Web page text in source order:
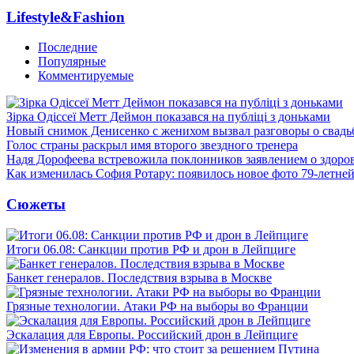
Lifestyle&Fashion
Последние
Популярные
Комментируемые
Зірка Одіссеї Метт Деймон показався на публіці з доньками
Новый снимок Денисенко с женихом вызвал разговоры о
Голос страны раскрыл имя второго звездного тренера
Надя Дорофеева встревожила поклонников заявлением о
Как изменилась София Ротару: появилось новое фото 79-
Сюжеты
Итоги 06.08: Санкции против РФ и дрон в Лейпциге
Банкет генералов. Последствия взрыва в Москве
Грязные технологии. Атаки РФ на выборы во Франции
Эскалация для Европы. Российский дрон в Лейпциге